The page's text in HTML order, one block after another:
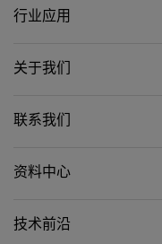
行业应用
关于我们
联系我们
资料中心
技术前沿